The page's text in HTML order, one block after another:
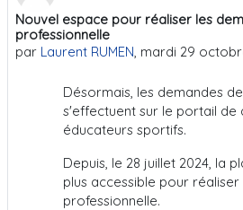
Nouvel espace pour réaliser les
professionnelle
par Laurent RUMEN mardi 29
Désormais, les demandes
s'effectuent sur le portail de
éducateurs sportifs.
Depuis, le 28 juillet 2024, la
plus accessible pour
professionnelle.